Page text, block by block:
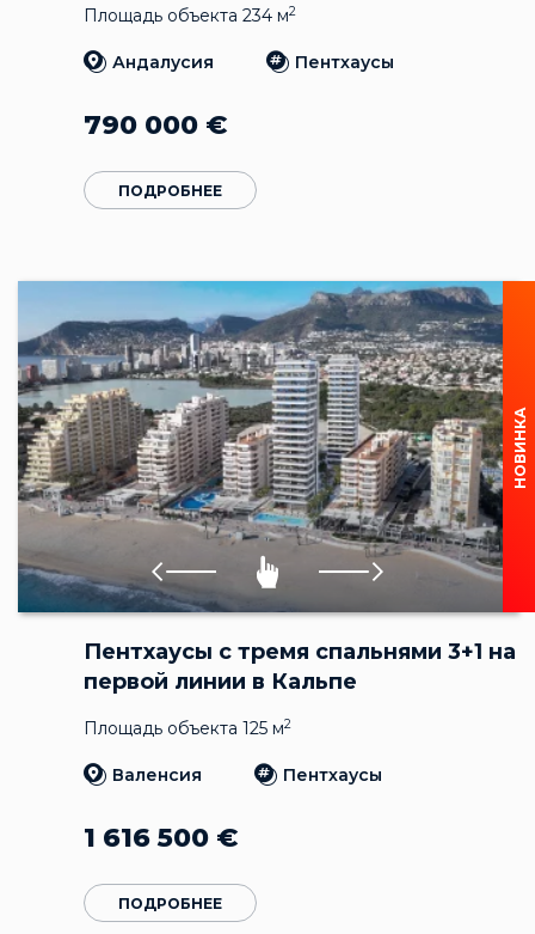
Площадь объекта 234 м2
Андалусия Пентхаусы
790 000 €
ПОДРОБНЕЕ
НОВИНКА
Пентхаусы с тремя спальнями 3+1 на
первой линии в Кальпе
Площадь объекта 125 м2
Валенсия Пентхаусы
1 616 500 €
ПОДРОБНЕЕ